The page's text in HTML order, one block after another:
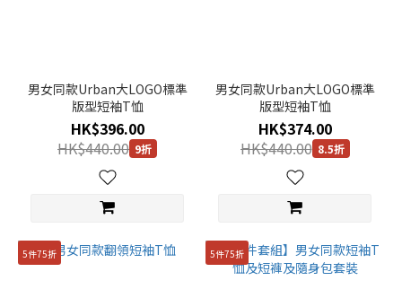
男女同款Urban大LOGO標準
版型短袖T恤
HK$396.00
HK$440.00 9折
男女同款Urban大LOGO標準
版型短袖T恤
HK$374.00
HK$440.00 8.5折
5件75折 5件75折